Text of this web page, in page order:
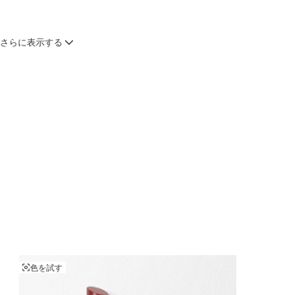
さらに表示する
色を試す